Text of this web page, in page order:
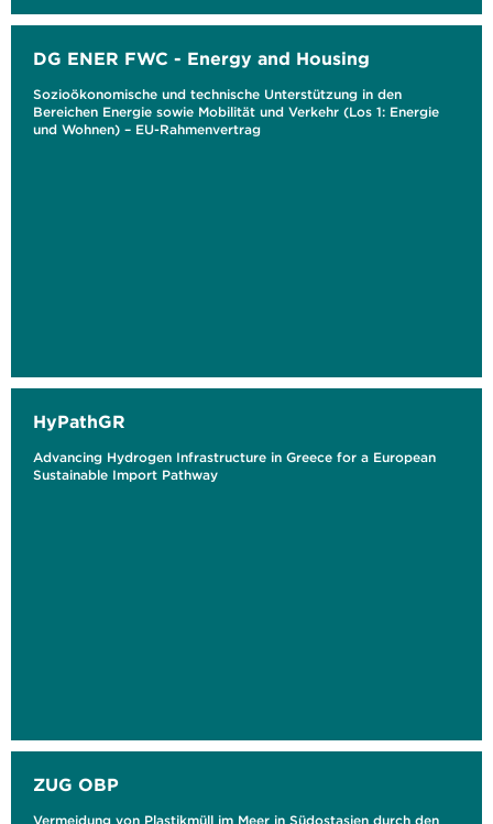
DG ENER FWC - Energy and Housing
Sozioökonomische und technische Unterstützung in den
Bereichen Energie sowie Mobilität und Verkehr (Los 1: Energie
und Wohnen) – EU-Rahmenvertrag
HyPathGR
Advancing Hydrogen Infrastructure in Greece for a European
Sustainable Import Pathway
ZUG OBP
Vermeidung von Plastikmüll im Meer in Südostasien durch den